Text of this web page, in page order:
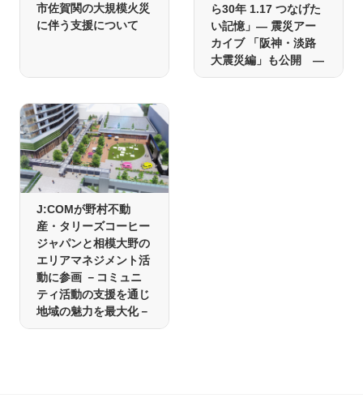
市佐賀関の大規模火災
に伴う支援について
ら30年 1.17 つなげた
い記憶」― 震災アー
カイブ 「阪神・淡路
大震災編」も公開 ―
J:COMが野村不動
産・タリーズコーヒー
ジャパンと相模大野の
エリアマネジメント活
動に参画 －コミュニ
ティ活動の支援を通じ
地域の魅力を最大化－